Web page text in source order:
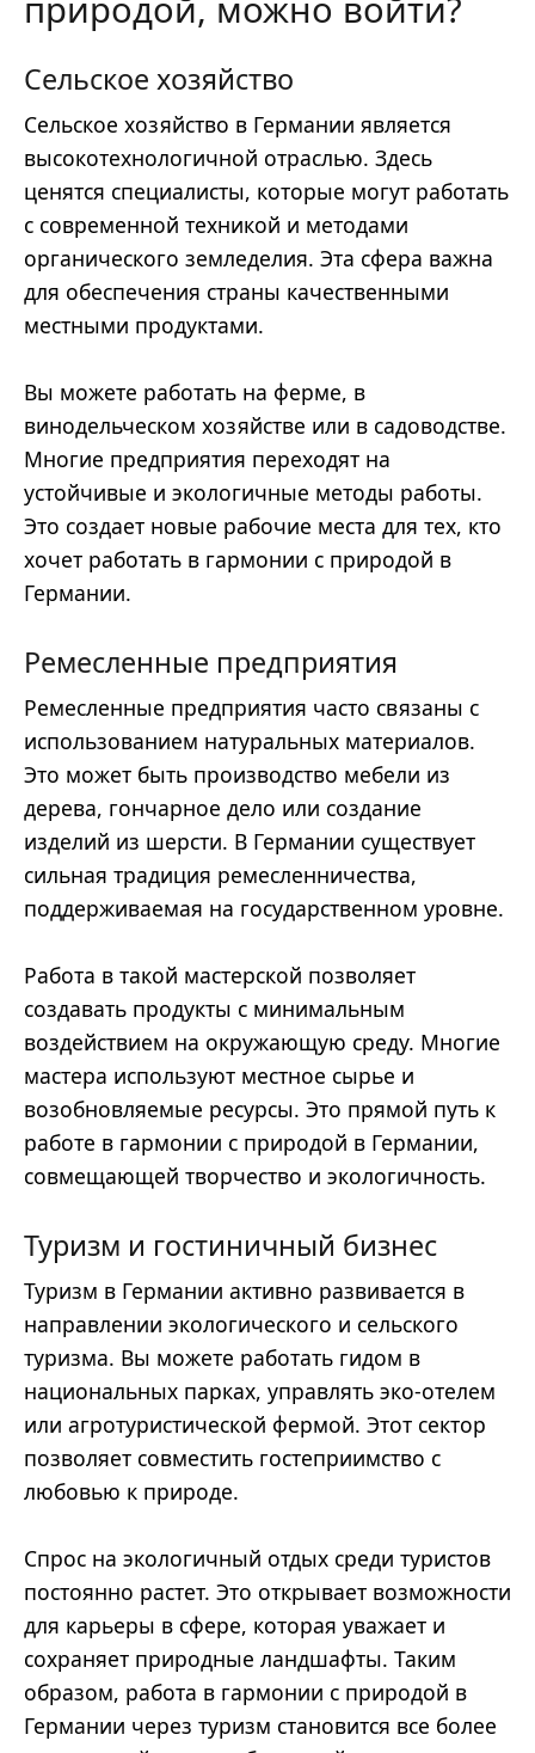
Сельское хозяйство
Сельское хозяйство в Германии является
высокотехнологичной отраслью. Здесь
ценятся специалисты, которые могут работать
с современной техникой и методами
органического земледелия. Эта сфера важна
для обеспечения страны качественными
местными продуктами.
Вы можете работать на ферме, в
винодельческом хозяйстве или в садоводстве.
Многие предприятия переходят на
устойчивые и экологичные методы работы.
Это создает новые рабочие места для тех, кто
хочет работать в гармонии с природой в
Германии.
Ремесленные предприятия
Ремесленные предприятия часто связаны с
использованием натуральных материалов.
Это может быть производство мебели из
дерева, гончарное дело или создание
изделий из шерсти. В Германии существует
сильная традиция ремесленничества,
поддерживаемая на государственном уровне.
Работа в такой мастерской позволяет
создавать продукты с минимальным
воздействием на окружающую среду. Многие
мастера используют местное сырье и
возобновляемые ресурсы. Это прямой путь к
работе в гармонии с природой в Германии,
совмещающей творчество и экологичность.
Туризм и гостиничный бизнес
Туризм в Германии активно развивается в
направлении экологического и сельского
туризма. Вы можете работать гидом в
национальных парках, управлять эко-отелем
или агротуристической фермой. Этот сектор
позволяет совместить гостеприимство с
любовью к природе.
Спрос на экологичный отдых среди туристов
постоянно растет. Это открывает возможности
для карьеры в сфере, которая уважает и
сохраняет природные ландшафты. Таким
образом, работа в гармонии с природой в
Германии через туризм становится все более